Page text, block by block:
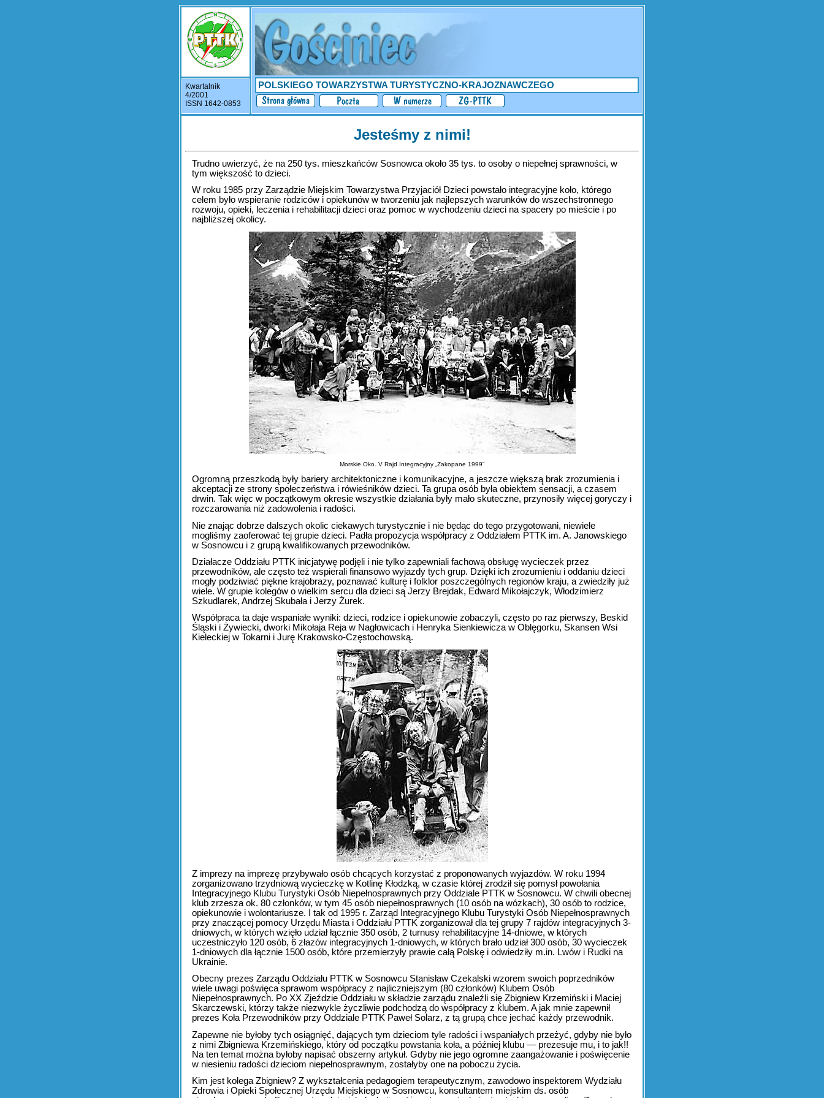
POLSKIEGO TOWARZYSTWA TURYSTYCZNO-KRAJOZNAWCZEGO
Kwartalnik
4/2001
ISSN 1642-0853
Jesteśmy z nimi!
Trudno uwierzyć, że na 250 tys. mieszkańców Sosnowca około 35 tys. to osoby o niepełnej sprawności, w
tym większość to dzieci.
W roku 1985 przy Zarządzie Miejskim Towarzystwa Przyjaciół Dzieci powstało integracyjne koło, którego
celem było wspieranie rodziców i opiekunów w tworzeniu jak najlepszych warunków do wszechstronnego
rozwoju, opieki, leczenia i rehabilitacji dzieci oraz pomoc w wychodzeniu dzieci na spacery po mieście i po
najbliższej okolicy.
Morskie Oko. V Rajd Integracyjny „Zakopane 1999”
Ogromną przeszkodą były bariery architektoniczne i komunikacyjne, a jeszcze większą brak zrozumienia i
akceptacji ze strony społeczeństwa i rówieśników dzieci. Ta grupa osób była obiektem sensacji, a czasem
drwin. Tak więc w początkowym okresie wszystkie działania były mało skuteczne, przynosiły więcej goryczy i
rozczarowania niż zadowolenia i radości.
Nie znając dobrze dalszych okolic ciekawych turystycznie i nie będąc do tego przygotowani, niewiele
mogliśmy zaoferować tej grupie dzieci. Padła propozycja współpracy z Oddziałem PTTK im. A. Janowskiego
w Sosnowcu i z grupą kwalifikowanych przewodników.
Działacze Oddziału PTTK inicjatywę podjęli i nie tylko zapewniali fachową obsługę wycieczek przez
przewodników, ale często też wspierali finansowo wyjazdy tych grup. Dzięki ich zrozumieniu i oddaniu dzieci
mogły podziwiać piękne krajobrazy, poznawać kulturę i folklor poszczególnych regionów kraju, a zwiedziły już
wiele. W grupie kolegów o wielkim sercu dla dzieci są Jerzy Brejdak, Edward Mikołajczyk, Włodzimierz
Szkudlarek, Andrzej Skubała i Jerzy Żurek.
Współpraca ta daje wspaniałe wyniki: dzieci, rodzice i opiekunowie zobaczyli, często po raz pierwszy, Beskid
Śląski i Żywiecki, dworki Mikołaja Reja w Nagłowicach i Henryka Sienkiewicza w Oblęgorku, Skansen Wsi
Kieleckiej w Tokarni i Jurę Krakowsko-Częstochowską.
Z imprezy na imprezę przybywało osób chcących korzystać z proponowanych wyjazdów. W roku 1994
zorganizowano trzydniową wycieczkę w Kotlinę Kłodzką, w czasie której zrodził się pomysł powołania
Integracyjnego Klubu Turystyki Osób Niepełnosprawnych przy Oddziale PTTK w Sosnowcu. W chwili obecnej
klub zrzesza ok. 80 członków, w tym 45 osób niepełnosprawnych (10 osób na wózkach), 30 osób to rodzice,
opiekunowie i wolontariusze. I tak od 1995 r. Zarząd Integracyjnego Klubu Turystyki Osób Niepełnosprawnych
przy znaczącej pomocy Urzędu Miasta i Oddziału PTTK zorganizował dla tej grupy 7 rajdów integracyjnych 3-
dniowych, w których wzięło udział łącznie 350 osób, 2 turnusy rehabilitacyjne 14-dniowe, w których
uczestniczyło 120 osób, 6 złazów integracyjnych 1-dniowych, w których brało udział 300 osób, 30 wycieczek
1-dniowych dla łącznie 1500 osób, które przemierzyły prawie całą Polskę i odwiedziły m.in. Lwów i Rudki na
Ukrainie.
Obecny prezes Zarządu Oddziału PTTK w Sosnowcu Stanisław Czekalski wzorem swoich poprzedników
wiele uwagi poświęca sprawom współpracy z najliczniejszym (80 członków) Klubem Osób
Niepełnosprawnych. Po XX Zjeździe Oddziału w składzie zarządu znaleźli się Zbigniew Krzemiński i Maciej
Skarczewski, którzy także niezwykle życzliwie podchodzą do współpracy z klubem. A jak mnie zapewnił
prezes Koła Przewodników przy Oddziale PTTK Paweł Solarz, z tą grupą chce jechać każdy przewodnik.
Zapewne nie byłoby tych osiągnięć, dających tym dzieciom tyle radości i wspaniałych przeżyć, gdyby nie było
z nimi Zbigniewa Krzemińskiego, który od początku powstania koła, a później klubu — prezesuje mu, i to jak!!
Na ten temat można byłoby napisać obszerny artykuł. Gdyby nie jego ogromne zaangażowanie i poświęcenie
w niesieniu radości dzieciom niepełnosprawnym, zostałyby one na poboczu życia.
Kim jest kolega Zbigniew? Z wykształcenia pedagogiem terapeutycznym, zawodowo inspektorem Wydziału
Zdrowia i Opieki Społecznej Urzędu Miejskiego w Sosnowcu, konsultantem miejskim ds. osób